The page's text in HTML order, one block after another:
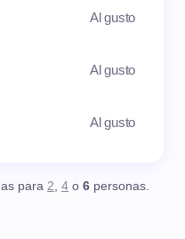
Al gusto
Al gusto
Al gusto
para 2, 4 o 6 personas.